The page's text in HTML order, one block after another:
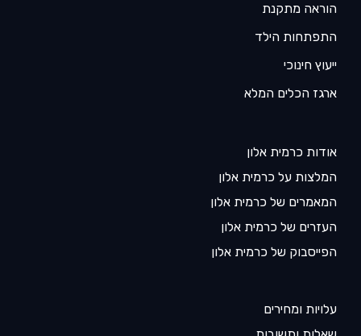
הוראה מתקנת
התפתחות הילד
ייעוץ חינוכי
ארגז הכלים המלא
אודות כרמית אלון
המלצות על כרמית אלון
המאמרים של כרמית אלון
העזרים של כרמית אלון
הפייסבוק של כרמית אלון
עלויות ומחירים